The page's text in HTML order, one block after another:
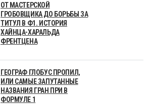
ОТ МАСТЕРСКОЙ
ГРОБОВЩИКА ДО БОРЬБЫ ЗА
ТИТУЛ В Ф1. ИСТОРИЯ
ХАЙНЦА-ХАРАЛЬДА
ФРЕНТЦЕНА
ГЕОГРАФ ГЛОБУС ПРОПИЛ,
ИЛИ САМЫЕ ЗАПУТАННЫЕ
НАЗВАНИЯ ГРАН ПРИ В
ФОРМУЛЕ 1